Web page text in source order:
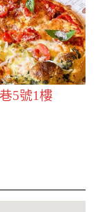
5號1樓